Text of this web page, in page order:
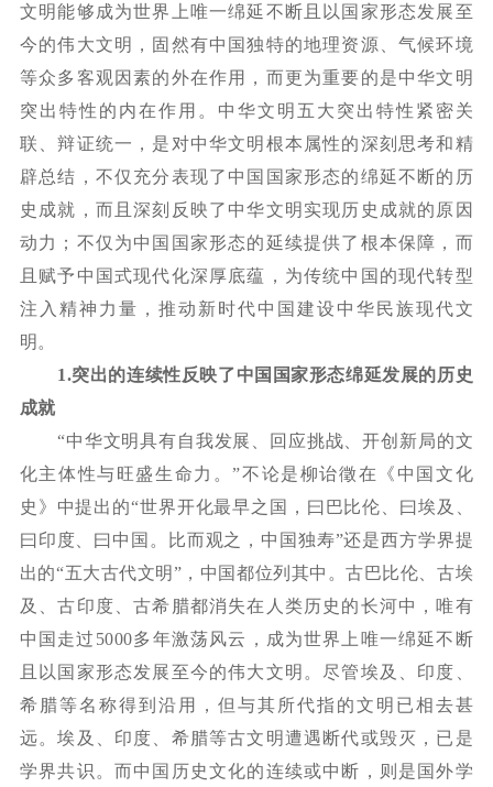
文明能够成为世界上唯一绵延不断且以国家形态发展至
今的伟大文明，固然有中国独特的地理资源、气候环境
等众多客观因素的外在作用，而更为重要的是中华文明
突出特性的内在作用。中华文明五大突出特性紧密关
联、辩证统一，是对中华文明根本属性的深刻思考和精
辟总结，不仅充分表现了中国国家形态的绵延不断的历
史成就，而且深刻反映了中华文明实现历史成就的原因
动力；不仅为中国国家形态的延续提供了根本保障，而
且赋予中国式现代化深厚底蕴，为传统中国的现代转型
注入精神力量，推动新时代中国建设中华民族现代文
明。
1.突出的连续性反映了中国国家形态绵延发展的历史
成就
“中华文明具有自我发展、回应挑战、开创新局的文
化主体性与旺盛生命力。”不论是柳诒徵在《中国文化
史》中提出的“世界开化最早之国，曰巴比伦、曰埃及、
曰印度、曰中国。比而观之，中国独寿”还是西方学界提
出的“五大古代文明”，中国都位列其中。古巴比伦、古埃
及、古印度、古希腊都消失在人类历史的长河中，唯有
中国走过 5000多年激荡风云，成为世界上唯一绵延不断
且以国家形态发展至今的伟大文明。尽管埃及、印度、
希腊等名称得到沿用，但与其所代指的文明已相去甚
远。埃及、印度、希腊等古文明遭遇断代或毁灭，已是
学界共识。而中国历史文化的连续或中断，则是国外学